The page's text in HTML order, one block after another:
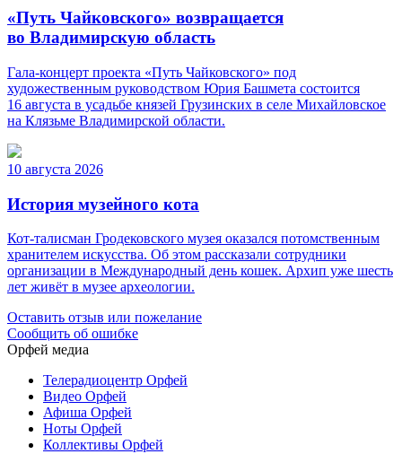
«Путь Чайковского» возвращается
во Владимирскую область
Гала-концерт проекта «Путь Чайковского» под
художественным руководством Юрия Башмета состоится
16 августа в усадьбе князей Грузинских в селе Михайловское
на Клязьме Владимирской области.
10 августа 2026
История музейного кота
Кот-талисман Гродековского музея оказался потомственным
хранителем искусства. Об этом рассказали сотрудники
организации в Международный день кошек. Архип уже шесть
лет живёт в музее археологии.
Оставить отзыв или пожелание
Сообщить об ошибке
Орфей медиа
Телерадиоцентр Орфей
Видео Орфей
Афиша Орфей
Ноты Орфей
Коллективы Орфей